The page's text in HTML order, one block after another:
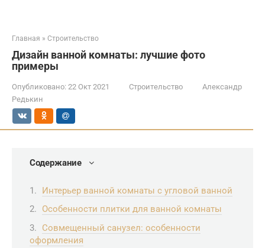
Главная » Строительство
Дизайн ванной комнаты: лучшие фото
примеры
Опубликовано: 22 Окт 2021 Строительство
Александр
Редькин
Содержание
Интерьер ванной комнаты с угловой ванной
Особенности плитки для ванной комнаты
Совмещенный санузел: особенности
оформления